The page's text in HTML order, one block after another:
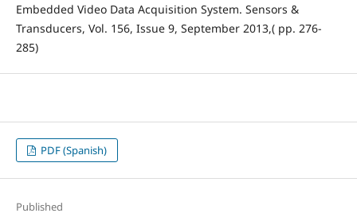
Embedded Video Data Acquisition System. Sensors &
Transducers, Vol. 156, Issue 9, September 2013,( pp. 276-
285)
PDF (Spanish)
Published